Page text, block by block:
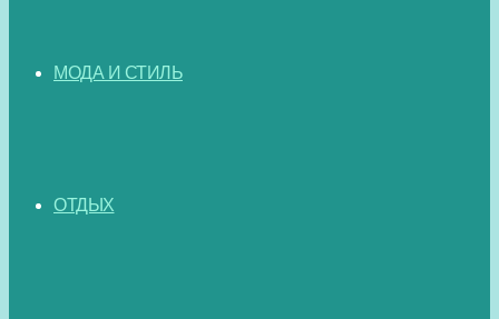
МОДА И СТИЛЬ
ОТДЫХ